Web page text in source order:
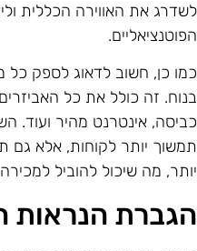
את האווירה הכללית
כן, חשוב לדאוג לספק כל
זה כולל את כל האביזרים
אינטרנט מהיר ועוד.
יותר לקוחות, אלא גם
מה שיכול להוביל
הנראות